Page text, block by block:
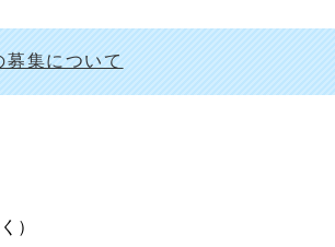
募集について
）